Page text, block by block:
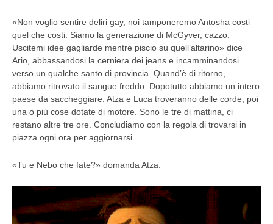
«Non voglio sentire deliri gay, noi tamponeremo Antosha costi
quel che costi. Siamo la generazione di McGyver, cazzo.
Uscitemi idee gagliarde mentre piscio su quell’altarino» dice
Ario, abbassandosi la cerniera dei jeans e incamminandosi
verso un qualche santo di provincia. Quand’è di ritorno,
abbiamo ritrovato il sangue freddo. Dopotutto abbiamo un intero
paese da saccheggiare. Atza e Luca troveranno delle corde, poi
una o più cose dotate di motore. Sono le tre di mattina, ci
restano altre tre ore. Concludiamo con la regola di trovarsi in
piazza ogni ora per aggiornarsi.
«Tu e Nebo che fate?» domanda Atza.